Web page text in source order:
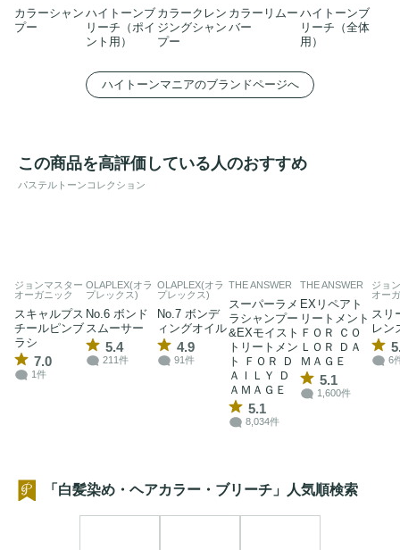
カラーシャン
プー
ハイトーンブ
リーチ（ポイ
ント用）
カラークレン
ジングシャン
プー
カラーリムー
バー
ハイトーンブ
リーチ（全体
用）
ハイトーンマニアのブランドページへ
この商品を高評価している人のおすすめ
パステルトーンコレクション
ジョンマスター
オーガニック
スキャルプス
チールピンブ
ラシ
7.0
1件
OLAPLEX(オラ
プレックス)
No.6 ボンド
スムーサー
5.4
211件
OLAPLEX(オラ
プレックス)
No.7 ボンデ
ィングオイル
4.9
91件
THE ANSWER
スーパーラメ
ラシャンプー
&EXモイスト
トリートメン
ト ＦＯＲ Ｄ
ＡＩＬＹ Ｄ
ＡＭＡＧＥ
5.1
8,034件
THE ANSWER
EXリペアト
リートメント
ＦＯＲ ＣＯ
ＬＯＲ ＤＡ
ＭＡＧＥ
5.1
1,600件
ジョ
オー
スリ
レン
6
「白髪染め・ヘアカラー・ブリーチ」人気順検索